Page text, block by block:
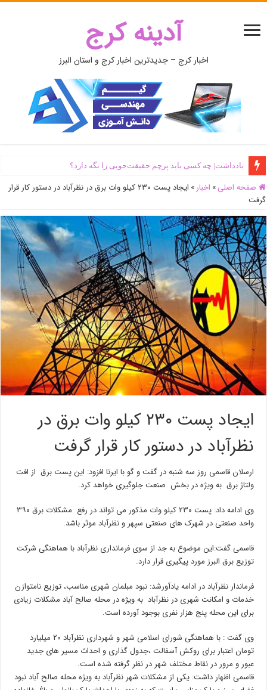
آدینه کرج
اخبار کرج – جدیدترین اخبار کرج و استان البرز
یادداشت| ‌چه کسی باید پرچم حقیقت‌جویی را نگه دارد؟
صفحه اصلی » اخبار »
ایجاد پست ۲۳۰ کیلو وات برق در نظرآباد در دستور کار قرار
گرفت
ایجاد پست ۲۳۰ کیلو وات برق در
نظرآباد در دستور کار قرار گرفت
ارسلان قاسمی روز سه شنبه در گفت و گو با ایرنا افزود: این پست برق از افت
ولتاژ برق به ویژه در بخش صنعت جلوگیری خواهد کرد.
وی ادامه داد: پست ۲۳۰ کیلو وات مذکور می تواند در رفع مشکلات برق ۳۹۰
واحد صنعتی در شهرک های صنعتی سپهر و نظرآباد موثر باشد.
قاسمی گفت:این موضوع به جد از سوی فرمانداری نظرآباد با هماهنگی شرکت
توزیع برق البرز مورد پیگیری قرار دارد.
فرماندار نظرآباد در ادامه یادآورشد: نبود مبلمان شهری مناسب، توزیع نامتوازن
خدمات و امکانت شهری در نظرآباد به ویژه در محله صالح آباد مشکلات زیادی
برای این محله پنج هزار نفری بوجود آورده است.
وی گفت : با هماهنگی شورای اسلامی شهر و شهرداری نظرآباد ۲۰ میلیارد
تومان اعتبار برای روکش آسفالت ،جدول گذاری و احداث مسیر های جدید
عبور و مرور در نقاط مختلف شهر در نظر گرفته شده است.
قاسمی اظهار داشت: یکی از مشکلات شهر نظرآباد به ویژه محله صالح آباد نبود